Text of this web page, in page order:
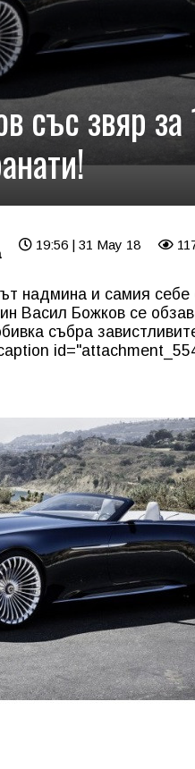
със звяр
19:56 | 31 May 18
надмина и самия себе
Васил Божков се
събра